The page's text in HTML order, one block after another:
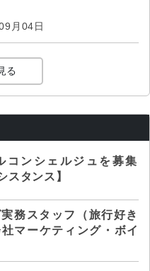
月04日
る
コンシェルジュを募集
スタンス】
務スタッフ（旅行好き
マーケティング・ボイ